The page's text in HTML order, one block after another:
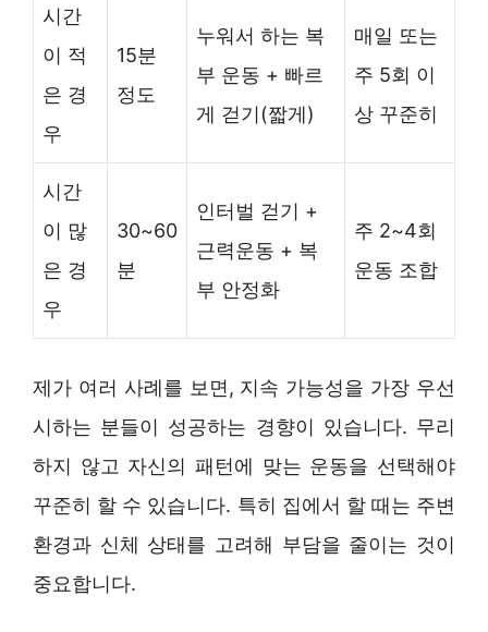
시간
이 적
은 경
우
15분
정도
누워서 하는 복
부 운동 + 빠르
게 걷기(짧게)
매일 또는
주 5회 이
상 꾸준히
시간
이 많
은 경
우
30~60
분
인터벌 걷기 +
근력운동 + 복
부 안정화
주 2~4회
운동 조합
제가 여러 사례를 보면, 지속 가능성을 가장 우선
시하는 분들이 성공하는 경향이 있습니다. 무리
하지 않고 자신의 패턴에 맞는 운동을 선택해야
꾸준히 할 수 있습니다. 특히 집에서 할 때는 주변
환경과 신체 상태를 고려해 부담을 줄이는 것이
중요합니다.